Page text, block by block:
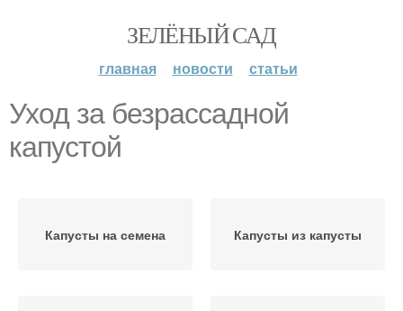
ЗЕЛЁНЫЙ САД
главная новости статьи
Уход за безрассадной
капустой
Капусты на семена Капусты из капусты